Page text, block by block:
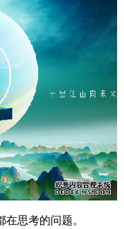
思考的问题。